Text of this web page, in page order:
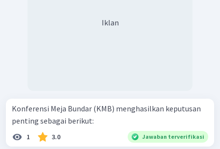
Iklan
Konferensi Meja Bundar (KMB) menghasilkan keputusan
penting sebagai berikut:
1 3.0 Jawaban terverifikasi